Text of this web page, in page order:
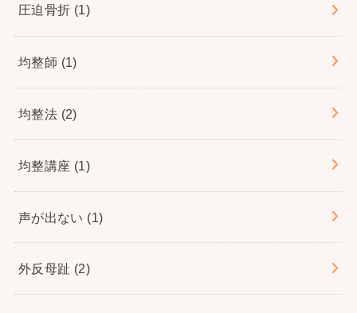
圧迫骨折 (1)
均整師 (1)
均整法 (2)
均整講座 (1)
声が出ない (1)
外反母趾 (2)